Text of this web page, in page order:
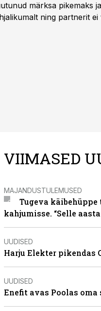
märksa pikemaks
ning partnerit ei
VIIMASED
MAJANDUSTULEMUSED
Tugeva
kahjumisse. “Selle
UUDISED
Harju Elekter pikendas
UUDISED
Enefit avas Poolas